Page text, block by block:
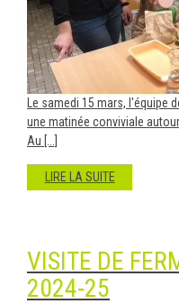
Le samedi 15 mars, l'équipe
une matinée conviviale
Au [...]
LIRE LA SUITE
VISITE DE
2024-25